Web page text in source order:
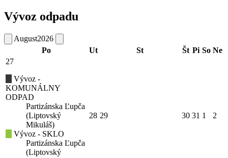
Vývoz odpadu
August2026
Po
Ut St Št Pi So Ne
27
Vývoz -
KOMUNÁLNY
ODPAD
Partizánska Ľupča
(Liptovský
Mikuláš)
Vývoz - SKLO
Partizánska Ľupča
(Liptovský
28 29 30 31 1 2